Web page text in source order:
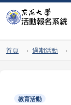
首頁 過期活動
教育活動